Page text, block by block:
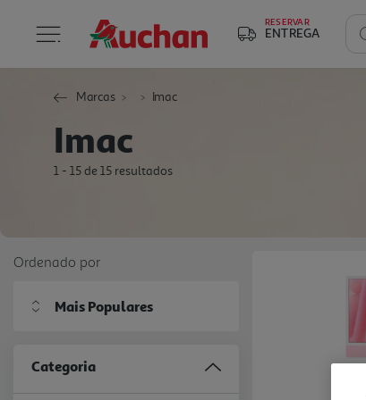
RESERVAR
ENTREGA
Marcas Imac
Imac
1 - 15 de 15 resultados
Ordenado por
Mais Populares
Categoria